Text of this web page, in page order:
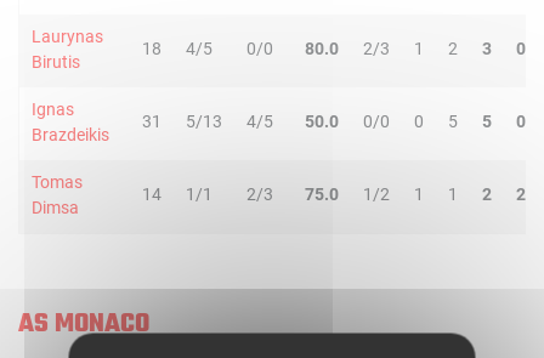
Laurynas
Birutis
18 4/5 0/0 80.0 2/3 1 2 3 0
Ignas
Brazdeikis
31 5/13 4/5 50.0 0/0 0 5 5 0
Tomas
Dimsa
14 1/1 2/3 75.0 1/2 1 1 2 2
AS MONACO